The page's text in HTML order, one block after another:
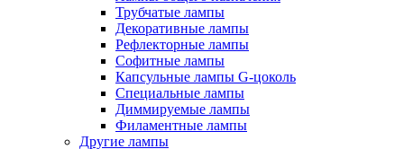
Трубчатые лампы
Декоративные лампы
Рефлекторные лампы
Софитные лампы
Капсульные лампы G-цоколь
Специальные лампы
Диммируемые лампы
Филаментные лампы
Другие лампы